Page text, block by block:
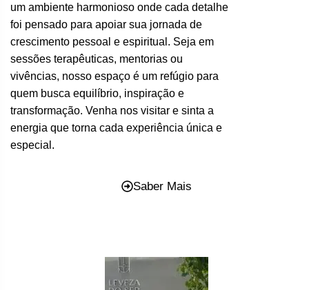
um ambiente harmonioso onde cada detalhe
foi pensado para apoiar sua jornada de
crescimento pessoal e espiritual. Seja em
sessões terapêuticas, mentorias ou
vivências, nosso espaço é um refúgio para
quem busca equilíbrio, inspiração e
transformação. Venha nos visitar e sinta a
energia que torna cada experiência única e
especial.
Saber Mais